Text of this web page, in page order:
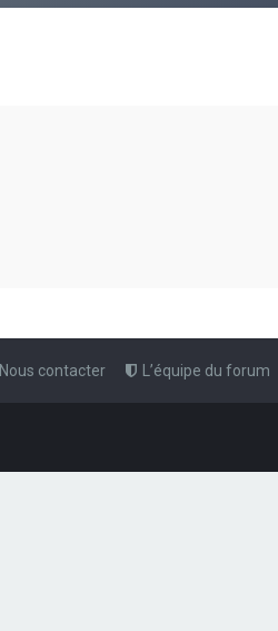
L’équipe du forum
Nous contacter